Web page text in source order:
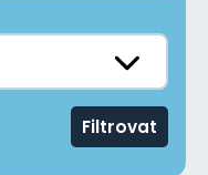
Filtrovat